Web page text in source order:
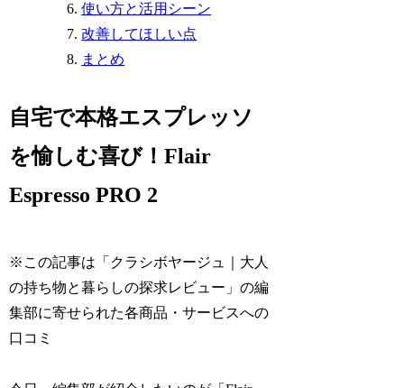
使い方と活用シーン
改善してほしい点
まとめ
自宅で本格エスプレッソ
を愉しむ喜び！Flair
Espresso PRO 2
※この記事は「クラシボヤージュ｜大人
の持ち物と暮らしの探求レビュー」の編
集部に寄せられた各商品・サービスへの
口コミ